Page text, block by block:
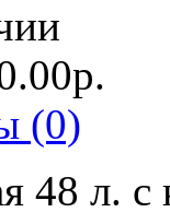
(0)
48 л.